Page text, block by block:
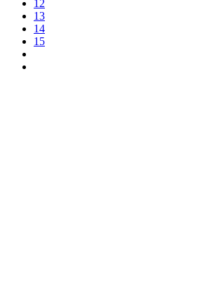
12
13
14
15